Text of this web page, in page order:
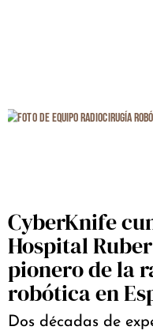
CyberKnife
Hospital
pionero de la
robótica en
Dos décadas de